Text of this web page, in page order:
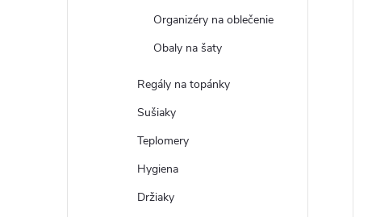
Organizéry na oblečenie
Obaly na šaty
Regály na topánky
Sušiaky
Teplomery
Hygiena
Držiaky